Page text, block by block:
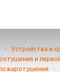
-
Устройства и
и
-